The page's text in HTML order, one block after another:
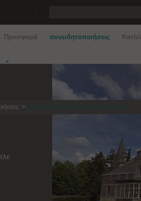
Προσφορά συνειδητοποιήσεις
Ενοικιάσεις Pumptrack στο Βέλγιο